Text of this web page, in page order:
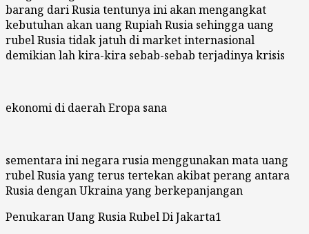
barang dari Rusia tentunya ini akan mengangkat
kebutuhan akan uang Rupiah Rusia sehingga uang
rubel Rusia tidak jatuh di market internasional
demikian lah kira-kira sebab-sebab terjadinya krisis
ekonomi di daerah Eropa sana
sementara ini negara rusia menggunakan mata uang
rubel Rusia yang terus tertekan akibat perang antara
Rusia dengan Ukraina yang berkepanjangan
Penukaran Uang Rusia Rubel Di Jakarta1